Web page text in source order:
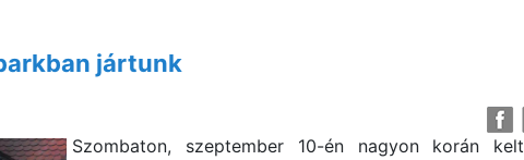
jártunk
Szombaton, szeptember 10-én nagyon korán